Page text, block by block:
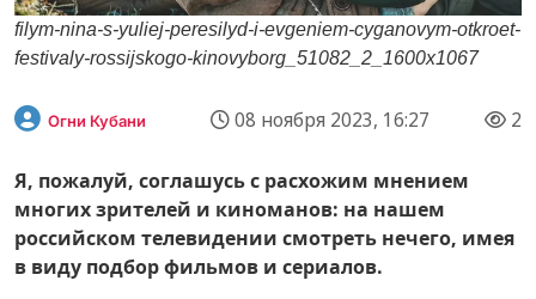
filym-nina-s-yuliej-peresilyd-i-evgeniem-cyganovym-otkroet-
festivaly-rossijskogo-kinovyborg_51082_2_1600x1067
Огни Кубани 08 ноября 2023, 16:27 2
Я, пожалуй, соглашусь с расхожим мнением
многих зрителей и киноманов: на нашем
российском телевидении смотреть нечего, имея
в виду подбор фильмов и сериалов.